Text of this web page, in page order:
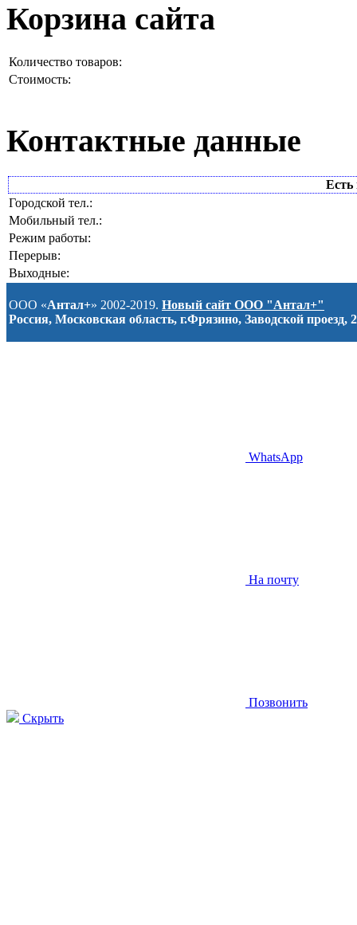
Корзина сайта
Количество товаров:
Стоимость:
Контактные данные
Есть
Городской тел.:
Мобильный тел.:
Режим работы:
Перерыв:
Выходные:
ООО «Антал+» 2002-2019. Новый сайт ООО "Антал+"
Россия, Московская область, г.Фрязино, Заводской проезд, 2
WhatsApp
На почту
Позвонить
Скрыть